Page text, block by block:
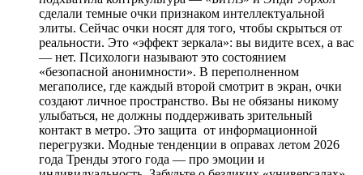
сделали темные очки признаком интеллектуальной
элиты. Сейчас очки носят для того, чтобы скрыться от
реальности. Это «эффект зеркала»: вы видите всех, а вас
— нет. Психологи называют это состоянием
«безопасной анонимности». В переполненном
мегаполисе, где каждый второй смотрит в экран, очки
создают личное пространство. Вы не обязаны никому
улыбаться, не должны поддерживать зрительный
контакт в метро. Это защита от информационной
перегрузки. Модные тенденции в оправах летом 2026
года Тренды этого года — про эмоции и